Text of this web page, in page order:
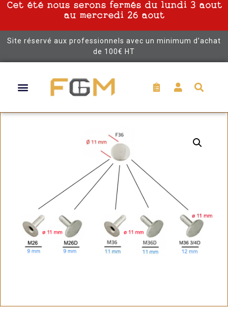
Cet été nous serons fermés du lundi 3 aout
au mercredi 26 aout
Site réservé aux professionnels avec un minimum d’achat
de 100€ HT